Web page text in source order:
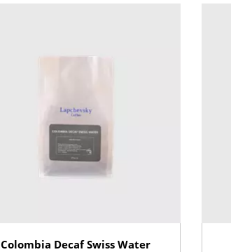
Colombia Decaf Swiss Water